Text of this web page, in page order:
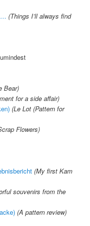
(Things I’ll always find
Bear)
for a side affair)
(Le Lot (Pattern for
Flowers)
(My first Kam
souvenirs from the
(A pattern review)